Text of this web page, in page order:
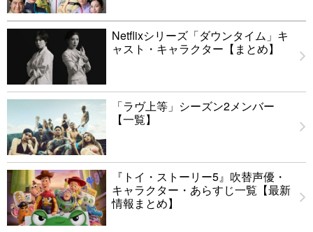
Netflixシリーズ「ダウンタイム」キ
ャスト・キャラクター【まとめ】
「ラヴ上等」シーズン2メンバー
【一覧】
『トイ・ストーリー5』吹替声優・
キャラクター・あらすじ一覧【最新
情報まとめ】